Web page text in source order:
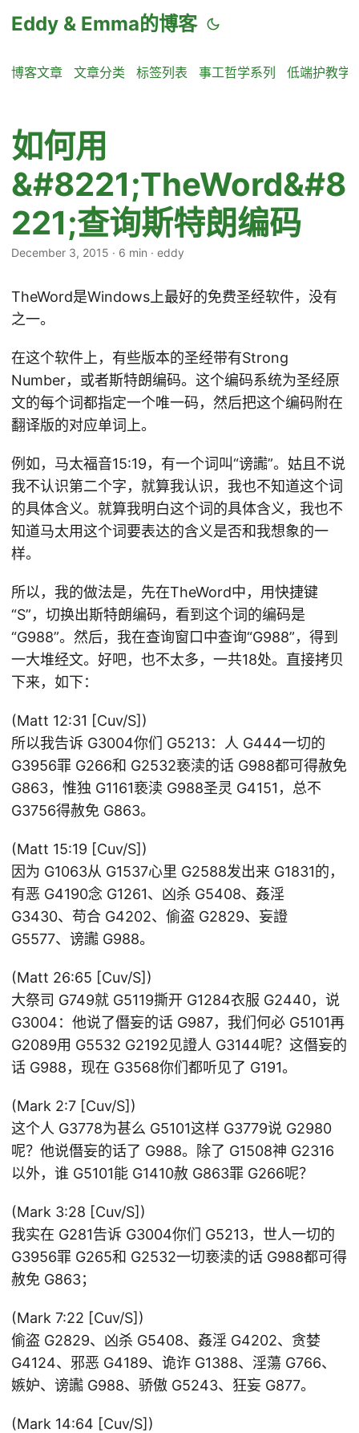
Eddy & Emma的博客
博客文章 文章分类 标签列表 事工哲学系列 低端护教学
如何用
&#8221;TheWord&#8
221;查询斯特朗编码
December 3, 2015 · 6 min · eddy
TheWord是Windows上最好的免费圣经软件，没有
之一。
在这个软件上，有些版本的圣经带有Strong
Number，或者斯特朗编码。这个编码系统为圣经原
文的每个词都指定一个唯一码，然后把这个编码附在
翻译版的对应单词上。
例如，马太福音15:19，有一个词叫“谤讟”。姑且不说
我不认识第二个字，就算我认识，我也不知道这个词
的具体含义。就算我明白这个词的具体含义，我也不
知道马太用这个词要表达的含义是否和我想象的一
样。
所以，我的做法是，先在TheWord中，用快捷键
“S”，切换出斯特朗编码，看到这个词的编码是
“G988”。然后，我在查询窗口中查询“G988”，得到
一大堆经文。好吧，也不太多，一共18处。直接拷贝
下来，如下：
(Matt 12:31 [Cuv/S])
所以我告诉 G3004你们 G5213：人 G444一切的
G3956罪 G266和 G2532亵渎的话 G988都可得赦免
G863，惟独 G1161亵渎 G988圣灵 G4151，总不
G3756得赦免 G863。
(Matt 15:19 [Cuv/S])
因为 G1063从 G1537心里 G2588发出来 G1831的，
有恶 G4190念 G1261、凶杀 G5408、姦淫
G3430、苟合 G4202、偷盗 G2829、妄證
G5577、谤讟 G988。
(Matt 26:65 [Cuv/S])
大祭司 G749就 G5119撕开 G1284衣服 G2440，说
G3004：他说了僭妄的话 G987，我们何必 G5101再
G2089用 G5532 G2192见證人 G3144呢？这僭妄的
话 G988，现在 G3568你们都听见了 G191。
(Mark 2:7 [Cuv/S])
这个人 G3778为甚么 G5101这样 G3779说 G2980
呢？他说僭妄的话了 G988。除了 G1508神 G2316
以外，谁 G5101能 G1410赦 G863罪 G266呢？
(Mark 3:28 [Cuv/S])
我实在 G281告诉 G3004你们 G5213，世人一切的
G3956罪 G265和 G2532一切亵渎的话 G988都可得
赦免 G863；
(Mark 7:22 [Cuv/S])
偷盗 G2829、凶杀 G5408、姦淫 G4202、贪婪
G4124、邪恶 G4189、诡诈 G1388、淫蕩 G766、
嫉妒、谤讟 G988、骄傲 G5243、狂妄 G877。
(Mark 14:64 [Cuv/S])